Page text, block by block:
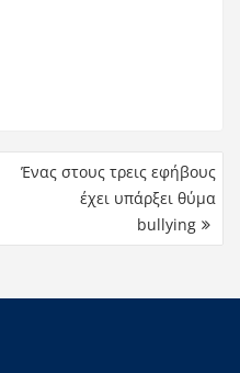
Ένας στους τρεις εφήβους
έχει υπάρξει θύμα
bullying